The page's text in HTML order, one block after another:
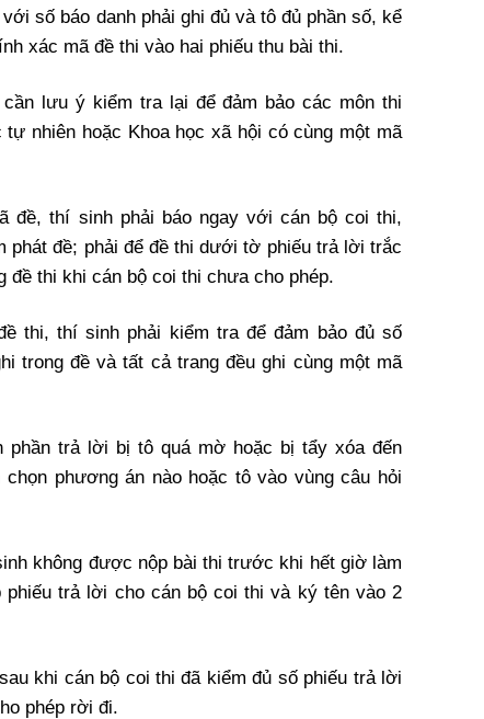
số báo danh phải ghi đủ và tô đủ phần số, kể
xác mã đề thi vào hai phiếu thu bài thi.
lưu ý kiểm tra lại để đảm bảo các môn thi
nhiên hoặc Khoa học xã hội có cùng một mã
đề, thí sinh phải báo ngay với cán bộ coi thi,
phát đề; phải để đề thi dưới tờ phiếu trả lời trắc
đề thi khi cán bộ coi thi chưa cho phép.
thi, thí sinh phải kiểm tra để đảm bảo đủ số
trong đề và tất cả trang đều ghi cùng một mã
phần trả lời bị tô quá mờ hoặc bị tẩy xóa đến
phương án nào hoặc tô vào vùng câu hỏi
không được nộp bài thi trước khi hết giờ làm
phiếu trả lời cho cán bộ coi thi và ký tên vào 2
khi cán bộ coi thi đã kiểm đủ số phiếu trả lời
phép rời đi.